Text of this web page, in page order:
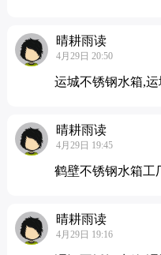
晴耕雨读
4月29日 20:50
运城不锈钢水箱,运
晴耕雨读
4月29日 19:45
鹤壁不锈钢水箱工
晴耕雨读
4月29日 19:16